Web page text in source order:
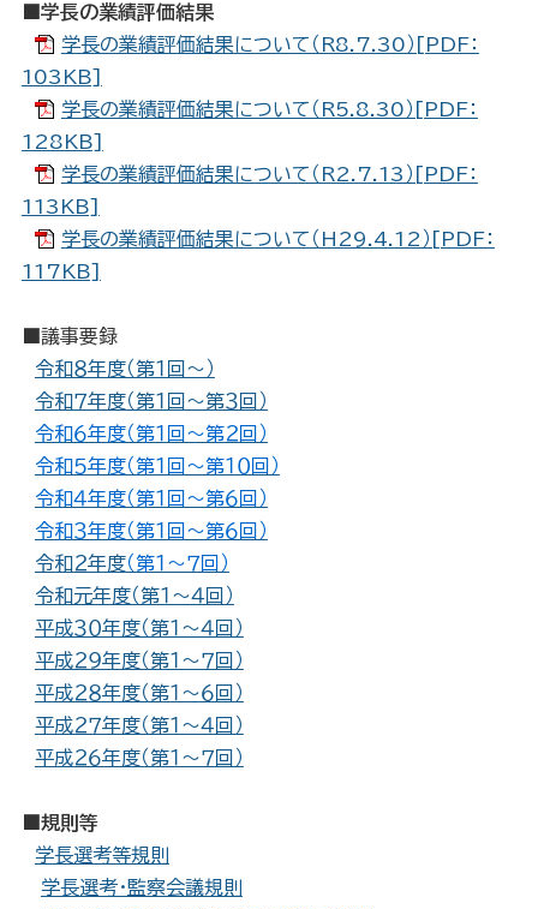
■学長の業績評価結果
学長の業績評価結果について（R8.7.30）[PDF：
103KB]
学長の業績評価結果について（R5.8.30）[PDF：
128KB]
学長の業績評価結果について（R2.7.13）[PDF：
113KB]
学長の業績評価結果について（H29.4.12）[PDF：
117KB]
■議事要録
令和８年度（第１回～）
令和７年度（第１回～第３回）
令和６年度（第１回～第２回）
令和５年度（第１回～第１０回）
令和４年度（第１回～第６回）
令和３年度（第１回～第６回）
令和２年度（第１～７回）
令和元年度（第１～４回）
平成３０年度（第１～４回）
平成２９年度（第１～７回）
平成２８年度（第１～６回）
平成２７年度（第１～４回）
平成２６年度（第１～７回）
■規則等
学長選考等規則
学長選考・監察会議規則